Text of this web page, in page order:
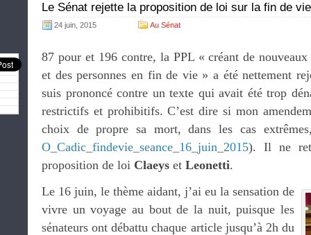
Le Sénat rejette la proposition de loi sur la fin de vie
24 juin, 2015 Au Sénat
87 pour et 196 contre, la PPL « créant de
et des personnes en fin de vie » a été nettement
suis prononcé contre un texte qui avait été trop
restrictifs et prohibitifs. C’est dire si mon
choix de propre sa mort, dans les cas
O_Cadic_findevie_seance_16_juin_2015). Il ne
proposition de loi Claeys et Leonetti.
Le 16 juin, le thème aidant, j’ai eu la sensation de
vivre un voyage au bout de la nuit, puisque les
sénateurs ont débattu chaque article jusqu’à 2h du